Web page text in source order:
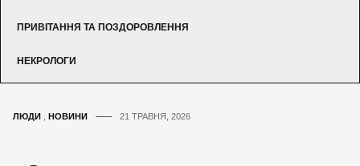
ПРИВІТАННЯ ТА ПОЗДОРОВЛЕННЯ
НЕКРОЛОГИ
ЛЮДИ НОВИНИ 21 ТРАВНЯ, 2026